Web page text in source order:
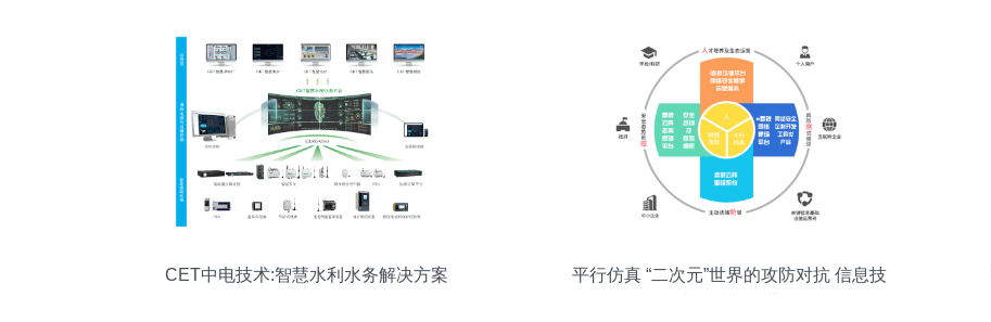
CET中电技术:智慧水利水务解决方案
平行仿真 “二次元”世界的攻防对抗 信息技